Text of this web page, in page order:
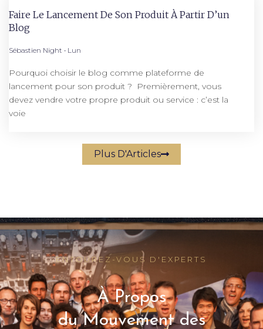
Faire Le Lancement De Son Produit À Partir D’un
Blog
Sébastien Night Lun
Pourquoi choisir le blog comme plateforme de
lancement pour son produit ? Premièrement, vous
devez vendre votre propre produit ou service : c’est la
voie
Plus D'Articles
ENTOUREZ-VOUS D'EXPERTS
À Propos
du Mouvement des